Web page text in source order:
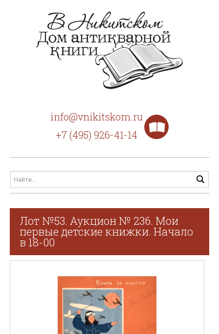
info@vnikitskom.ru
+7 (495) 926-41-14
Лот №53. Аукцион № 236. Мои
первые детские книжки. Начало
в 18-00